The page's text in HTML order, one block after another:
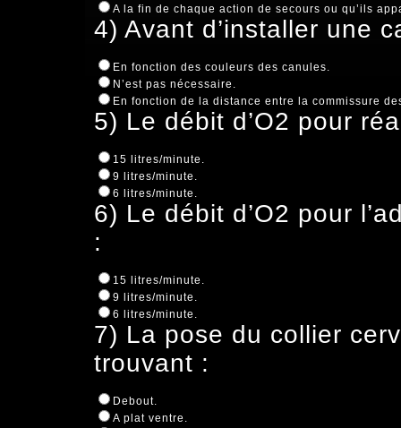
A la fin de chaque action de secours ou qu’ils
4) Avant d’installer une
En fonction des couleurs des canules.
N’est pas nécessaire.
En fonction de la distance entre la commissure
5) Le débit d’O2 pour
15 litres/minute.
9 litres/minute.
6 litres/minute.
6) Le débit d’O2 pour
:
15 litres/minute.
9 litres/minute.
6 litres/minute.
7) La pose du collier
trouvant :
Debout.
A plat ventre.